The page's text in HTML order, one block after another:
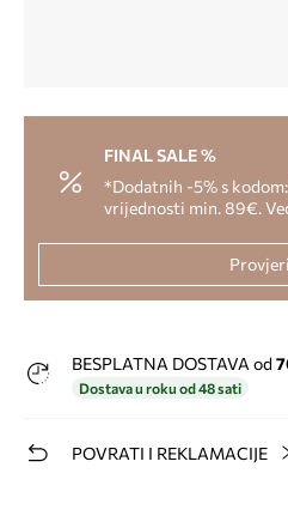
FINAL SALE %
*Dodatnih -5% s
vrijednosti min. 89€.
BESPLATNA DOSTAVA od
Dostava u roku od 48 sati
POVRATI I REKLAMACIJE